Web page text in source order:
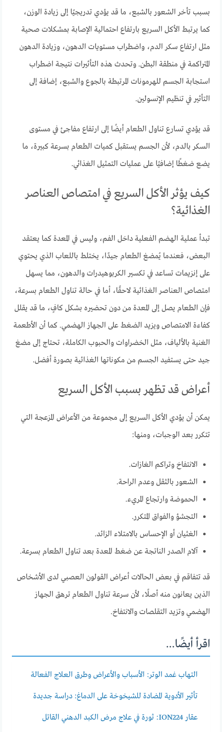
بسبب تأخر الشعور بالشبع، ما قد يؤدي تدريجيًا إلى زيادة الوزن،
كما يرتبط الأكل السريع بارتفاع احتمالية الإصابة بمشكلات صحية
مثل ارتفاع سكر الدم، واضطراب مستويات الدهون، وزيادة الدهون
المتراكمة في منطقة البطن. وتحدث هذه التأثيرات نتيجة اضطراب
استجابة الجسم للهرمونات المرتبطة بالجوع والشبع، إضافة إلى
التأثير في تنظيم الإنسولين.
قد يؤدي تسارع تناول الطعام أيضًا إلى ارتفاع مفاجئ في مستوى
السكر بالدم، لأن الجسم يستقبل كميات الطعام بسرعة كبيرة، ما
يضع ضغطًا إضافيًا على عمليات التمثيل الغذائي.
كيف يؤثر الأكل السريع في امتصاص العناصر
الغذائية؟
تبدأ عملية الهضم الفعلية داخل الفم، وليس في المعدة كما يعتقد
البعض، فعندما يُمضغ الطعام جيدًا، يختلط باللعاب الذي يحتوي
على إنزيمات تساعد في تكسير الكربوهيدرات والدهون، مما يسهل
امتصاص العناصر الغذائية لاحقًا، أما في حالة تناول الطعام بسرعة،
فإن الطعام يصل إلى المعدة من دون تحضيره بشكل كافٍ، ما قد يقلل
كفاءة الامتصاص ويزيد الضغط على الجهاز الهضمي. كما أن الأطعمة
الغنية بالألياف، مثل الخضراوات والحبوب الكاملة، تحتاج إلى مضغ
جيد حتى يستفيد الجسم من مكوناتها الغذائية بصورة أفضل.
أعراض قد تظهر بسبب الأكل السريع
يمكن أن يؤدي الأكل السريع إلى مجموعة من الأعراض المزعجة التي
تتكرر بعد الوجبات، ومنها:
الانتفاخ وتراكم الغازات.
الشعور بالثقل وعدم الراحة.
الحموضة وارتجاع المريء.
التجشؤ والفواق المتكرر.
الغثيان أو الإحساس بالامتلاء الزائد.
آلام الصدر الناتجة عن ضغط المعدة بعد تناول الطعام بسرعة.
قد تتفاقم في بعض الحالات أعراض القولون العصبي لدى الأشخاص
الذين يعانون منه أصلًا، لأن سرعة تناول الطعام ترهق الجهاز
الهضمي وتزيد التقلصات والانتفاخ.
اقرأ أيضًا...
التهاب غمد الوتر: الأسباب والأعراض وطرق العلاج الفعالة
تأثير الأدوية المضادة للشيخوخة على الدماغ: دراسة جديدة
عقار ION224: ثورة في علاج مرض الكبد الدهني القاتل